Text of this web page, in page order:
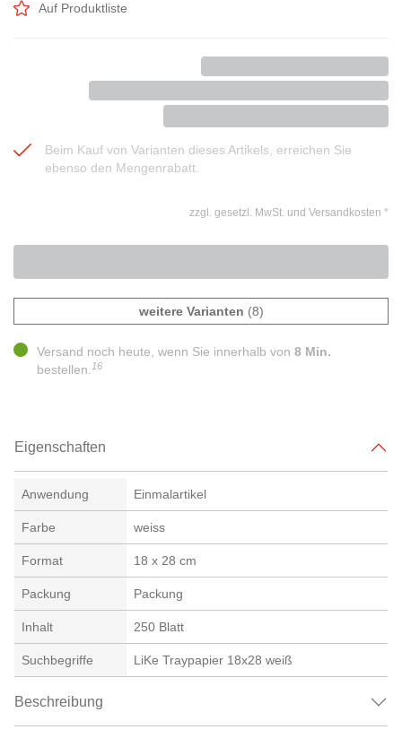
Beim Kauf von Varianten dieses Artikels, erreichen Sie
ebenso den Mengenrabatt.
Auf Produktliste
zzgl. gesetzl. MwSt. und Versandkosten *
weitere Varianten (8)
Versand noch heute, wenn Sie innerhalb von 8 Min.
bestellen. 16
Eigenschaften
Anwendung Einmalartikel
Farbe weiss
Format 18 x 28 cm
Packung Packung
Inhalt 250 Blatt
Suchbegriffe LiKe Traypapier 18x28 weiß
Beschreibung